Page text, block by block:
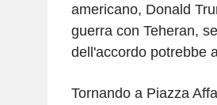
americano, Donald
guerra con Teheran,
dell'accordo potrebbe
Tornando a Piazza